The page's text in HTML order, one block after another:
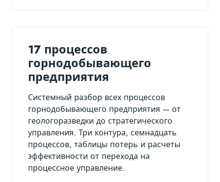
17 процессов
горнодобывающего
предприятия
Системный разбор всех процессов
горнодобывающего предприятия — от
геологоразведки до стратегического
управления. Три контура, семнадцать
процессов, таблицы потерь и расчеты
эффективности от перехода на
процессное управление.